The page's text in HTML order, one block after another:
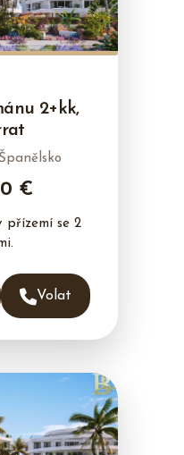
2+kk,
€
přízemí se 2
Volat